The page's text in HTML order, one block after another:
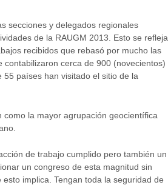
secciones y delegados regionales
de la RAUGM 2013. Esto se refleja
recibidos que rebasó por mucho las
cerca de 900 (novecientos)
países han visitado el sitio de la
la mayor agrupación geocientífica
de trabajo cumplido pero también un
un congreso de esta magnitud sin
implica. Tengan toda la seguridad de